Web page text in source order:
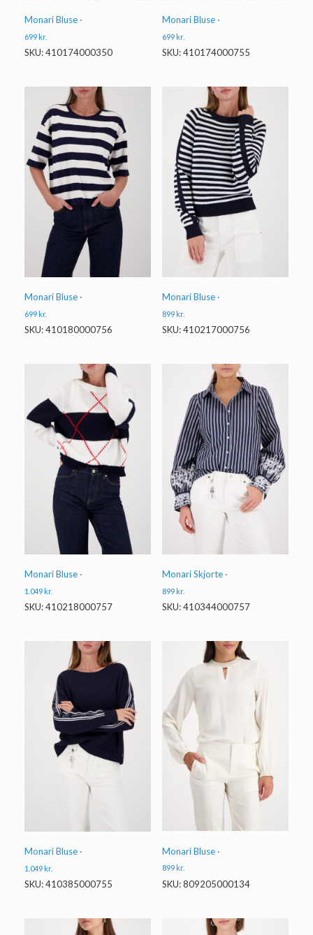
Monari Bluse ·
699kr.
SKU: 410174000350
Monari Bluse ·
699kr.
SKU: 410174000755
Monari Bluse ·
699kr.
SKU: 410180000756
Monari Bluse ·
899kr.
SKU: 410217000756
Monari Bluse ·
1.049kr.
SKU: 410218000757
Monari Skjorte ·
899kr.
SKU: 410344000757
Monari Bluse ·
1.049kr.
SKU: 410385000755
Monari Bluse ·
899 kr.
SKU: 809205000134